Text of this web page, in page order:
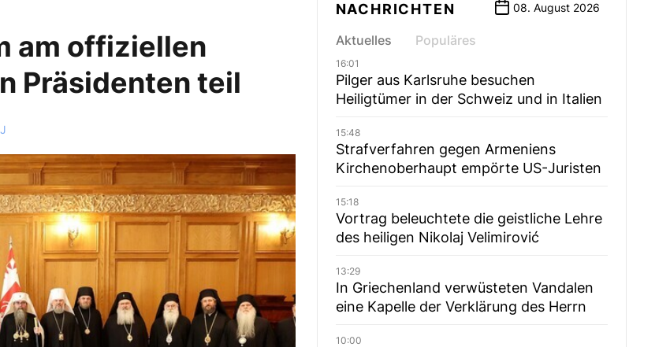
am offiziellen
Präsidenten teil
NACHRICHTEN 08. August 2026
Aktuelles Populäres
16:01
Pilger aus Karlsruhe besuchen
Heiligtümer in der Schweiz und in Italien
15:48
Strafverfahren gegen Armeniens
Kirchenoberhaupt empörte US-Juristen
15:18
Vortrag beleuchtete die geistliche Lehre
des heiligen Nikolaj Velimirović
13:29
In Griechenland verwüsteten Vandalen
eine Kapelle der Verklärung des Herrn
10:00